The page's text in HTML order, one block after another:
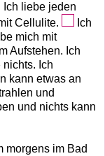
Ich liebe jeden
Cellulite.
Ich
mich mit
Aufstehen. Ich
nichts. Ich
kann etwas an
und
und nichts kann
morgens im Bad